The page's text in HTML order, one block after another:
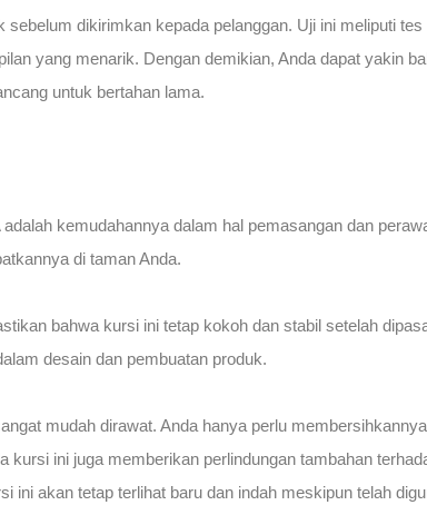
dikirimkan kepada pelanggan. Uji ini meliputi
yang menarik. Dengan demikian, Anda dapat yakin
untuk bertahan lama.
kemudahannya dalam hal pemasangan dan
di taman Anda.
bahwa kursi ini tetap kokoh dan stabil setelah
desain dan pembuatan produk.
mudah dirawat. Anda hanya perlu
ini juga memberikan perlindungan tambahan
akan tetap terlihat baru dan indah meskipun telah